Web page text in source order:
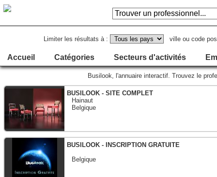
Limiter les résultats à : ville ou code
Accueil Catégories Secteurs d'activités
Busilook, l'annuaire interactif. Trouvez le
BUSILOOK - SITE COMPLET
Hainaut
Belgique
BUSILOOK - INSCRIPTION GRATUITE
Belgique